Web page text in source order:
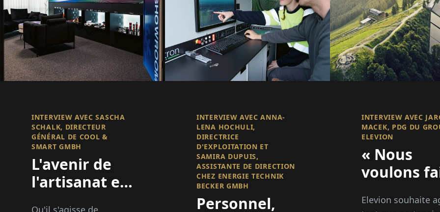
INTERVIEW AVEC SASCHA
SCHALK, DIRECTEUR
GÉNÉRAL DE COOL &
SMART GMBH
L'avenir de
l'artisanat est
Qu'il s'agisse de
INTERVIEW AVEC ANNA-
LENA HOCHULI,
DIRECTRICE
D'EXPLOITATION ET
SAMIRA DUPUIS,
ASSISTANTE DE DIRECTION
CHEZ ENERGIE TECHNIK
BECKER GMBH
Personnel,
INTERVIEW AVEC
MACEK, PDG DU
ELEVION
« Nous
voulons
l'Europe
Elevion souhaite